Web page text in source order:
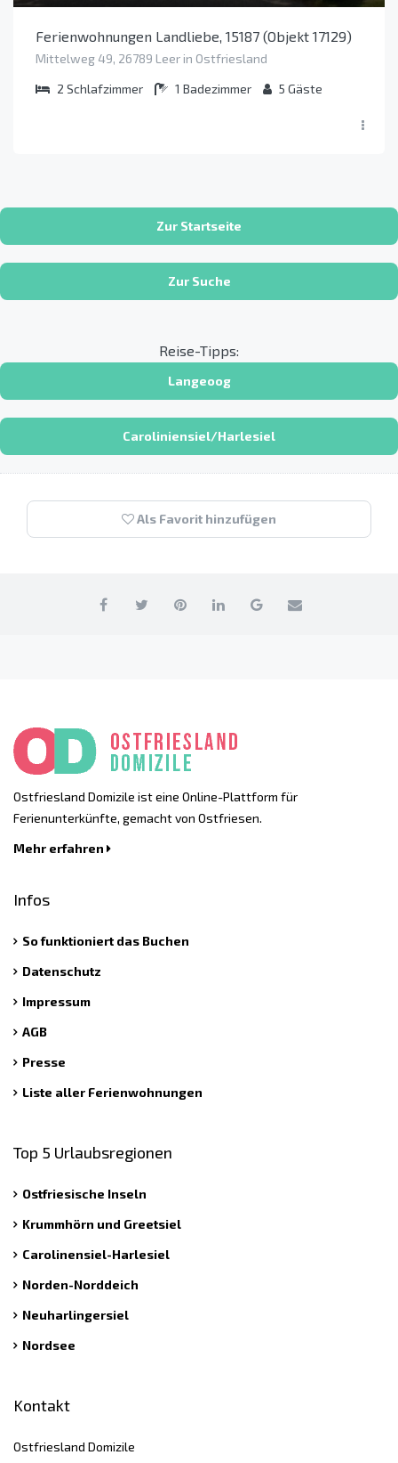
Ferienwohnungen Landliebe, 15187 (Objekt 17129)
Mittelweg 49, 26789 Leer in Ostfriesland
2 Schlafzimmer 1 Badezimmer 5 Gäste
Zur Startseite
Zur Suche
Reise-Tipps:
Langeoog
Caroliniensiel/Harlesiel
Als Favorit hinzufügen
Ostfriesland Domizile ist eine Online-Plattform für
Ferienunterkünfte, gemacht von Ostfriesen.
Mehr erfahren
Infos
So funktioniert das Buchen
Datenschutz
Impressum
AGB
Presse
Liste aller Ferienwohnungen
Top 5 Urlaubsregionen
Ostfriesische Inseln
Krummhörn und Greetsiel
Carolinensiel-Harlesiel
Norden-Norddeich
Neuharlingersiel
Nordsee
Kontakt
Ostfriesland Domizile